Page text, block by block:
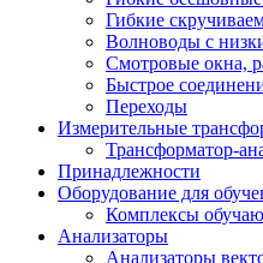
Гибкие
Волноводы с
Смотровые окна,
Быстрое
Переходы
Измерительные
Трансформатор-
Принадлежности
Оборудование для
Комплексы
Анализаторы
Анализаторы